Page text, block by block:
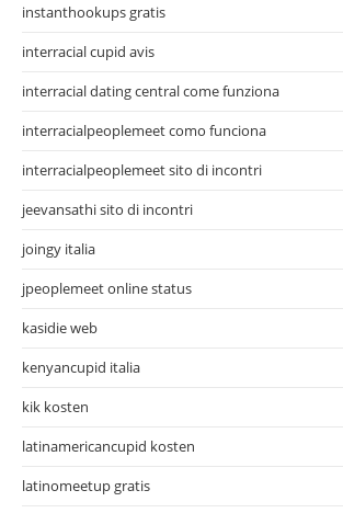
instanthookups gratis
interracial cupid avis
interracial dating central come funziona
interracialpeoplemeet como funciona
interracialpeoplemeet sito di incontri
jeevansathi sito di incontri
joingy italia
jpeoplemeet online status
kasidie web
kenyancupid italia
kik kosten
latinamericancupid kosten
latinomeetup gratis